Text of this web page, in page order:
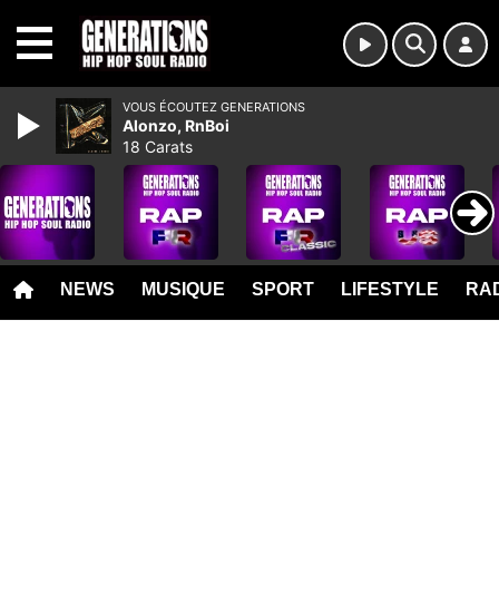
NEWS MUSIQUE SPORT LIFESTYLE
VOUS ÉCOUTEZ GENERATIONS
Alonzo, RnBoi
18 Carats